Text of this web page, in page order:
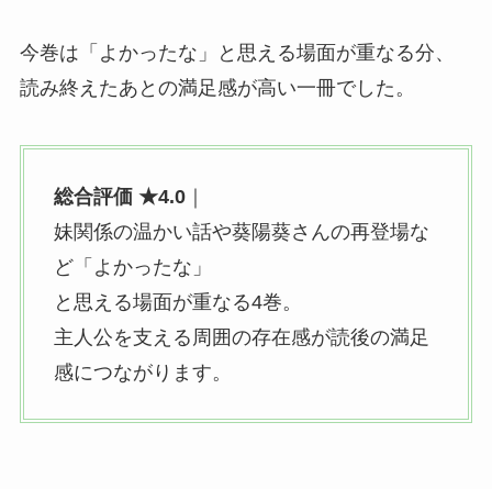
今巻は「よかったな」
と思える場面が重なる分、
読み終えたあとの満足感が高い一冊でした。
総合評価 ★4.0｜
妹関係の温かい話や葵陽葵さんの再登場な
ど「よかったな」
と思える場面が重なる4巻。
主人公を支える周囲の存在感が読後の満足
感につながります。